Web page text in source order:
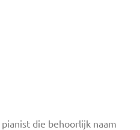
die behoorlijk naam